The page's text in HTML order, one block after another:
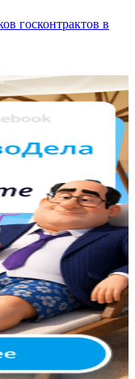
госконтрактов в